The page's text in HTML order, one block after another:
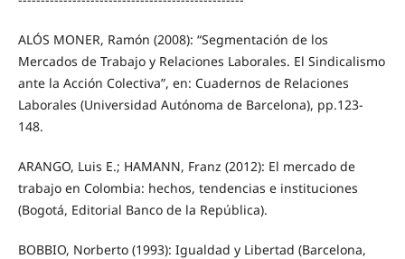
ALÓS MONER, Ramón (2008): “Segmentación de los
Mercados de Trabajo y Relaciones Laborales. El Sindicalismo
ante la Acción Colectiva”, en: Cuadernos de Relaciones
Laborales (Universidad Autónoma de Barcelona), pp.123-
148.
ARANGO, Luis E.; HAMANN, Franz (2012): El mercado de
trabajo en Colombia: hechos, tendencias e instituciones
(Bogotá, Editorial Banco de la República).
BOBBIO, Norberto (1993): Igualdad y Libertad (Barcelona,